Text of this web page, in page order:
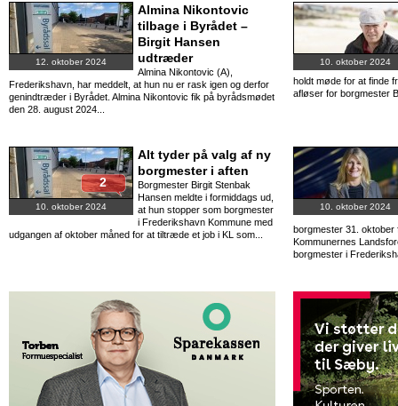
12. oktober 2024
Almina Nikontovic
tilbage i Byrådet –
Birgit Hansen
udtræder
Almina Nikontovic (A),
Frederikshavn, har meddelt, at hun nu er rask igen og derfor
genindtræder i Byrådet. Almina Nikontovic fik på byrådsmødet
den 28. august 2024...
10. oktober 2024
holdt møde for at finde
afløser for borgmester
10. oktober 2024
2
Alt tyder på valg af ny
borgmester i aften
Borgmester Birgit Stenbak
Hansen meldte i formiddags ud,
at hun stopper som borgmester
i Frederikshavn Kommune med
udgangen af oktober måned for at tiltræde et job i KL som...
10. oktober 2024
borgmester 31.
Kommunernes
borgmester i